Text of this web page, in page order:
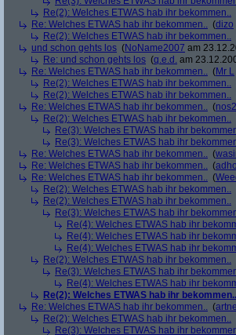
Re(2): Welches ETWAS hab ihr bekommen..
Re: Welches ETWAS hab ihr bekommen.. (dizo
Re(2): Welches ETWAS hab ihr bekommen..
und schon gehts los (NoName2007 am
Re: und schon gehts los (q.e.d. am
Re: Welches ETWAS hab ihr bekommen.. (Mr L
Re(2): Welches ETWAS hab ihr bekommen..
Re(2): Welches ETWAS hab ihr bekommen..
Re: Welches ETWAS hab ihr bekommen.. (
Re(2): Welches ETWAS hab ihr bekommen..
Re(3): Welches ETWAS hab ihr
Re(3): Welches ETWAS hab ihr
Re: Welches ETWAS hab ihr bekommen.. (
Re: Welches ETWAS hab ihr bekommen.. (
Re: Welches ETWAS hab ihr bekommen.. (
Re(2): Welches ETWAS hab ihr bekommen..
Re(2): Welches ETWAS hab ihr bekommen..
Re(3): Welches ETWAS hab ihr
Re(4): Welches ETWAS hab ihr
Re(4): Welches ETWAS hab ihr
Re(4): Welches ETWAS hab ihr
Re(2): Welches ETWAS hab ihr bekommen..
Re(3): Welches ETWAS hab ihr
Re(4): Welches ETWAS hab ihr
Re(2): Welches ETWAS hab ihr bekommen..
Re: Welches ETWAS hab ihr bekommen.. (
Re(2): Welches ETWAS hab ihr bekommen..
Re(3): Welches ETWAS hab ihr